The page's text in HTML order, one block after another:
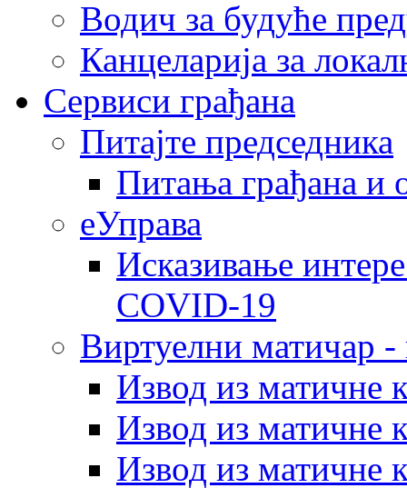
Водич за будуће
Канцеларија за
Сервиси грађана
Питајте председника
Питања грађана и
еУправа
Исказивање
COVID-19
Виртуелни матичар -
Извод из матичне
Извод из матичне
Извод из матичне